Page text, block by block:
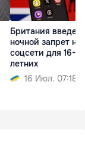
Британия введет
ночной запрет на
соцсети для 16- и
летних
16 Июл. 07:18